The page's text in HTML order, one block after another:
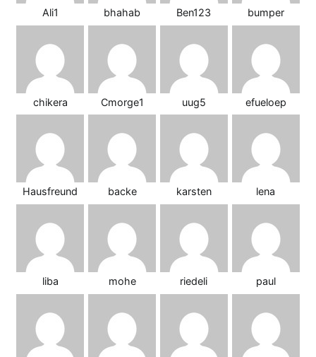
Ali1 bhahab Ben123 bumper
chikera Cmorge1 uug5 efueloep
Hausfreund backe karsten lena
liba mohe riedeli paul